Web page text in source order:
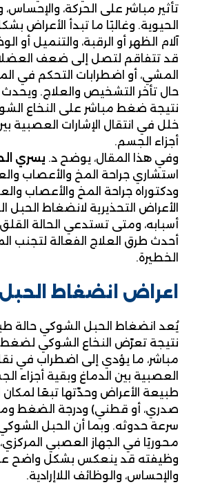
تأثير مباشر على الحركة،
الحيوية. وغالبًا ما تبدأ الأعراض
آلام الظهر أو الرقبة، والتنميل أو
قد تتفاقم لتصل إلى ضعف
المشي، أو اضطرابات التحكم في
حال تأخر التشخيص والعلاج.
نتيجة ضغط مباشر على النخاع
خلل في انتقال الإشارات العصبية
أجزاء الجسم.
وفي هذا المقال، يوضح د. يسري
استشاري جراحة المخ والأعصاب
ودكتوراه جراحة المخ والأعصاب
الأعراض التحذيرية لانضغاط الحبل
أسبابه، ومتى تستدعي الحالة
أحدث طرق العلاج الفعالة لتجنب
الخطيرة.
اعراض انضغاط
يُعد انضغاط الحبل الشوكي حالة
نتيجة تعرّض النخاع الشوكي لضغط
مباشر، ما يؤدي إلى اضطراب في
العصبية بين الدماغ وبقية أجزاء
طبيعة الأعراض وحدّتها تبعًا
صدري، أو قطني) ودرجة الضغط
سرعة حدوثه. وبما أن الحبل
محوريًا في الجهاز العصبي
وظيفته قد ينعكس بشكل واضح
والإحساس، والوظائف اللاإرادية.